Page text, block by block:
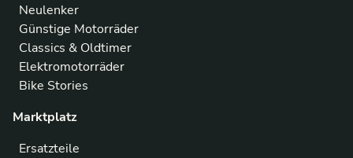
Neulenker
Günstige Motorräder
Classics & Oldtimer
Elektromotorräder
Bike Stories
Marktplatz
Ersatzteile